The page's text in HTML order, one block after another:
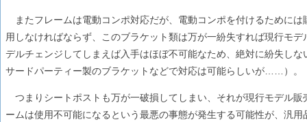
またフレームは電動コンポ対応だが、電動コンポを付けるために
用しなければならず、このブラケット類は万が一紛失すれば現行モ
デルチェンジしてしまえば入手はほぼ不可能なため、絶対に紛失し
サードパーティー製のブラケットなどで対応は可能らしいが……）。
つまりシートポストも万が一破損してしまい、それが現行モデル
ームは使用不可能になるという最悪の事態が発生する可能性が、汎